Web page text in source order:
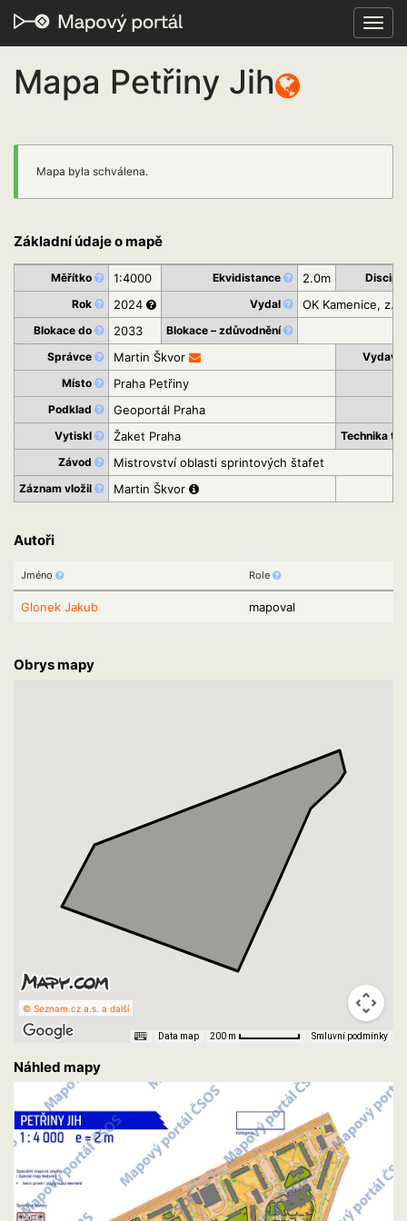
Mapa Petřiny Jih
Mapa byla schválena.
Základní údaje o mapě
Měřítko 1:4000 Ekvidistance 2.0m
Rok
2024 Vydal OK Kamenice, z.s.
Blokace do 2033
Blokace – zdůvodnění
Správce
Martin Škvor
Místo
Praha Petřiny
Podklad
Geoportál Praha
Vytiskl
Žaket Praha
Technika
Závod
Mistrovství oblasti sprintových štafet
Záznam vložil Martin Škvor
Autoři
Jméno Role
Glonek Jakub mapoval
Obrys mapy
Data map 200 m Smluvní podmínky
© Seznam.cz a.s. a další
Náhled mapy